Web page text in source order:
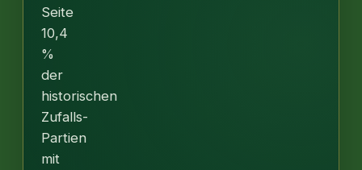
Seite
10,4
%
der
historischen
Zufalls-
Partien
mit